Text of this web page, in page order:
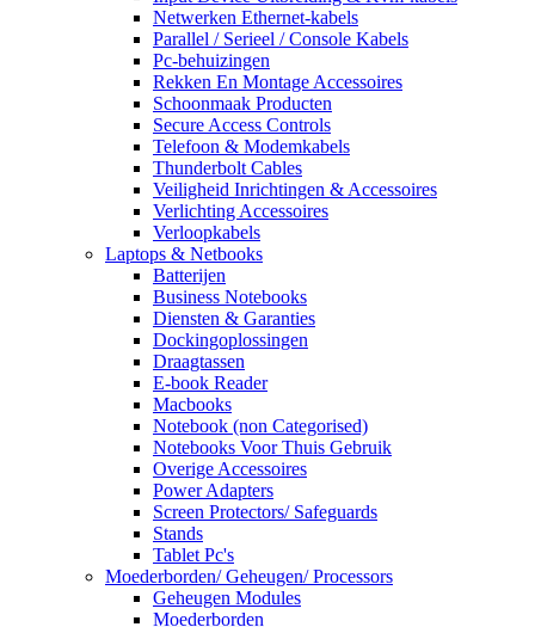
Netwerken Ethernet-kabels
Parallel / Serieel / Console Kabels
Pc-behuizingen
Rekken En Montage Accessoires
Schoonmaak Producten
Secure Access Controls
Telefoon & Modemkabels
Thunderbolt Cables
Veiligheid Inrichtingen & Accessoires
Verlichting Accessoires
Verloopkabels
Laptops & Netbooks
Batterijen
Business Notebooks
Diensten & Garanties
Dockingoplossingen
Draagtassen
E-book Reader
Macbooks
Notebook (non Categorised)
Notebooks Voor Thuis Gebruik
Overige Accessoires
Power Adapters
Screen Protectors/ Safeguards
Stands
Tablet Pc's
Moederborden/ Geheugen/ Processors
Geheugen Modules
Moederborden